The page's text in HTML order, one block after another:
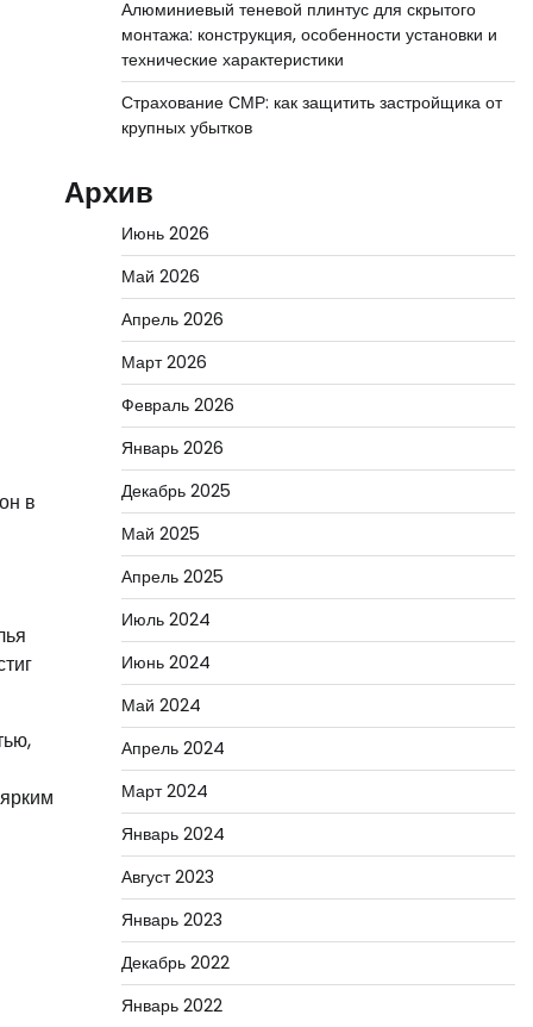
в
Алюминиевый теневой плинтус для скрытого
монтажа: конструкция, особенности установки и
технические характеристики
Страхование СМР: как защитить застройщика от
крупных убытков
Архив
Июнь 2026
Май 2026
Апрель 2026
Март 2026
Февраль 2026
Январь 2026
Декабрь 2025
Май 2025
Апрель 2025
Июль 2024
Июнь 2024
Май 2024
Апрель 2024
Март 2024
Январь 2024
Август 2023
Январь 2023
Декабрь 2022
Январь 2022